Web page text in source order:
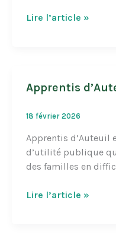
Fertilidée
Lire l’article »
Apprentis
18 février 2026
Apprentis d’Auteuil
d’utilité publique
des familles en
Apprentis
Lire l’article »